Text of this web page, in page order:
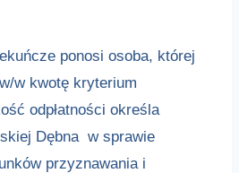
ponosi osoba, której
w kwotę kryterium
odpłatności określa
Dębna w sprawie
przyznawania i